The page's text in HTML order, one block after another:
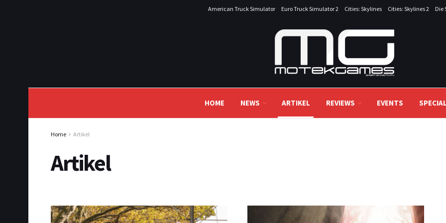
American Truck Simulator Euro Truck Simulator 2 Cities: Skylines Cities: Skylines 2 Die
HOME NEWS ARTIKEL REVIEWS EVENTS
Home Artikel
Artikel